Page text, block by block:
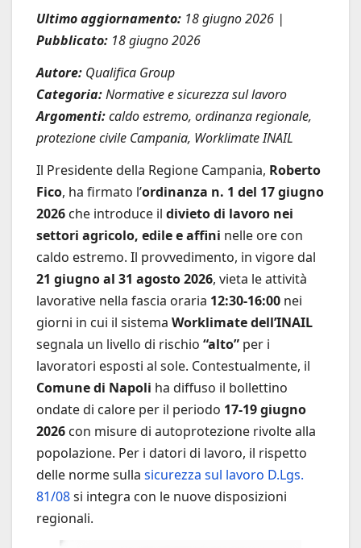
Ultimo aggiornamento: 18 giugno 2026 |
Pubblicato: 18 giugno 2026
Autore: Qualifica Group
Categoria:Normative e sicurezza sul lavoro
Argomenti:caldo estremo, ordinanza regionale,
protezione civile Campania, Worklimate INAIL
Il Presidente della Regione Campania, Roberto
Fico, ha firmato l’ordinanza n. 1 del 17 giugno
2026 che introduce il divieto di lavoro nei
settori agricolo, edile e affini nelle ore con
caldo estremo. Il provvedimento, in vigore dal
21 giugno al 31 agosto 2026, vieta le attività
lavorative nella fascia oraria 12:30-16:00 nei
giorni in cui il sistema Worklimate dell’INAIL
segnala un livello di rischio “alto” per i
lavoratori esposti al sole. Contestualmente, il
Comune di Napoli ha diffuso il bollettino
ondate di calore per il periodo 17-19 giugno
2026 con misure di autoprotezione rivolte alla
popolazione. Per i datori di lavoro, il rispetto
delle norme sulla sicurezza sul lavoro D.Lgs.
81/08si integra con le nuove disposizioni
regionali.